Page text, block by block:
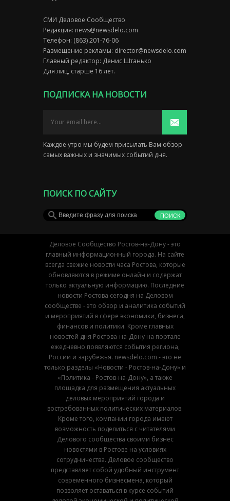
СМИ Деловое Сообщество
Редакция: news@newsdelo.com
Телефон: (863) 201-76-06
Размещение рекламы: director@newsdelo.com
Главный редактор: Денис Штанько
Для лиц, старше 16 лет.
ПОДПИСКА НА НОВОСТИ
Каждое утро мы будем присылать Вам обзор
самых важных и значимых событий дня.
ПОИСК ПО САЙТУ
Деловое Сообщество Ростов-на-Дону - это
главный информационный города. На сайте
всегда свежие новости часа Ростова, которые
обновляются в режиме онлайн и содержат
только актуальную информацию. Последние
новости Ростова сегодня на Деловом
сообществе - это обзор и аналитика событий
и мероприятий в сфере экономики, бизнеса,
финансов и политики. Кроме главных
новостей дня Ростова-на-Дону на портале
ежедневно появляются события региона,
России и зарубежья. newsdelo.com - это не
только разделы «Новости - Ростов-на-Дону» и
«Политика - Ростов-на-Дону», а также
площадка для размещения актуальных
деловых мероприятий города и
востребованных политических материалов.
Кроме того, компании города имеют
возможность поделиться с читателями
Делового сообщества своими бизнес
новостями в Ростове на условиях
сотрудничества. Деловое сообщество
представляет собой удобный инструмент
современного бизнесмена, который
позволяет оставаться в курсе событий